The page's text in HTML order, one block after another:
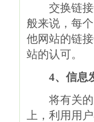
交换链接
般来说，每
他网站的链
站的认可。
4、信息
将有关的
上，利用用